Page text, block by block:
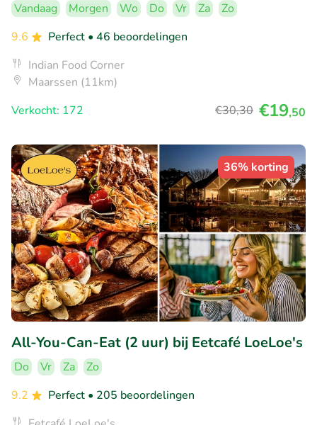
Vandaag Morgen Wo Do Vr Za
Zo
9.6
Perfect • 46 beoordelingen
Indian Food Corner
Maarssen (11km)
Verkocht: 172
€30,30 €19,50
36% korting
All-You-Can-Eat (2 uur) bij Eetcafé LoeLoe's
Do Vr Za
Zo
9.2
Perfect • 205 beoordelingen